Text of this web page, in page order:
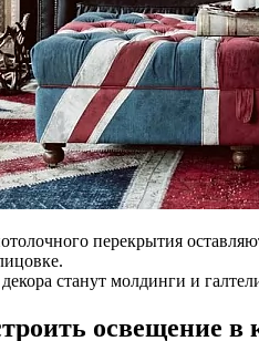
перекрытия
станут молдинги и
освещение в